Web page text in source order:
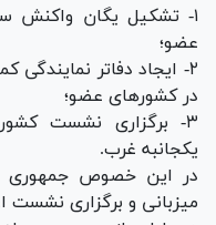
۱- تشکیل یگان واکنش
عضو؛
۲- ایجاد دفاتر
در کشور‌های عضو؛
۳- برگزاری نشست
یکجانبه غرب.
در این خصوص جمهوری
میزبانی و برگزاری نشست